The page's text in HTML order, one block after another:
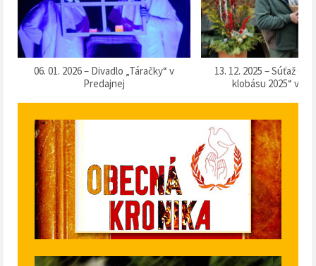
06. 01. 2026 – Divadlo „Táračky“ v
Predajnej
13. 12. 2025 – Súťaž o
klobásu 2025“ v